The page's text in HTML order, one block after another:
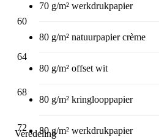
60
64
68
72
70 g/m² werkdrukpapier
80 g/m² natuurpapier crème
80 g/m² offset wit
80 g/m² kringlooppapier
80 g/m² werkdrukpapier
Veredeling